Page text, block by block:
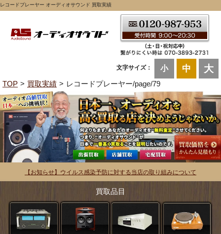
レコードプレーヤー オーディオサウンド 買取実績
文字サイズ： 小 中 大
TOP 買取実績 レコードプレーヤー/page/79
【お知らせ】ウイルス感染予防に対する当店の取り組みについて
買取品目